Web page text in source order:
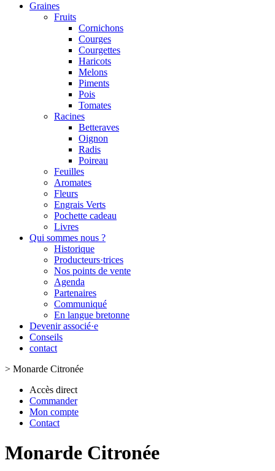
Graines
Fruits
Cornichons
Courges
Courgettes
Haricots
Melons
Piments
Pois
Tomates
Racines
Betteraves
Oignon
Radis
Poireau
Feuilles
Aromates
Fleurs
Engrais Verts
Pochette cadeau
Livres
Qui sommes nous ?
Historique
Producteurs·trices
Nos points de vente
Agenda
Partenaires
Communiqué
En langue bretonne
Devenir associé·e
Conseils
contact
> Monarde Citronée
Accès direct
Commander
Mon compte
Contact
Monarde Citronée